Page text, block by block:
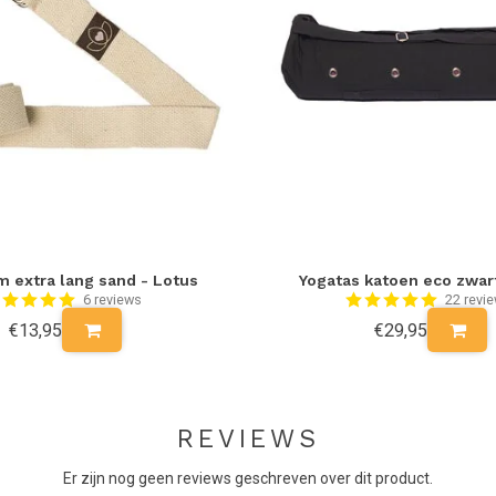
extra lang sand - Lotus
6 reviews
€13,95
Yogatas katoen eco
22
€29,95
REVIEWS
Er zijn nog geen reviews geschreven over dit product.